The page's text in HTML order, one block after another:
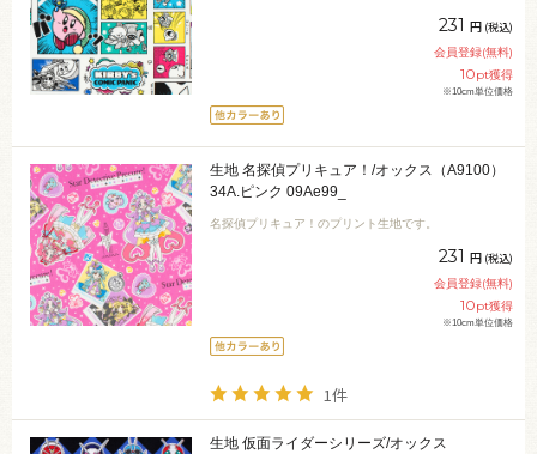
231 円 (税込)
会員登録(無料)
10pt獲得
※10cm単位価格
生地 名探偵プリキュア！/オックス（A9100）
34A.ピンク 09Ae99_
名探偵プリキュア！のプリント生地です。
231 円 (税込)
会員登録(無料)
10pt獲得
※10cm単位価格
1件
生地 仮面ライダーシリーズ/オックス